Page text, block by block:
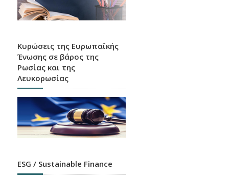
Χάρτης καταστημάτων, ATM και APS όλων των
Ελλάδα
Κάποιες Ειδοποιήσεις
Αγνοείς
Κυρώσεις της Ευρωπαϊκής
Ένωσης σε βάρος της
Ρωσίας και της
Λευκορωσίας
ESG / Sustainable Finance